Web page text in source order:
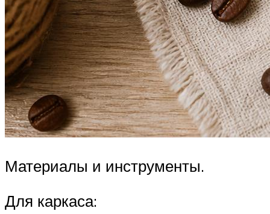
Материалы и инструменты.
Для каркаса: